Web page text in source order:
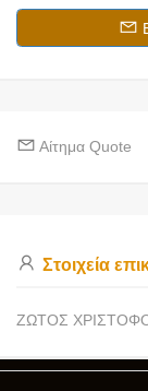
Αίτημα Quote
Στοιχεία
ΖΩΤΟΣ